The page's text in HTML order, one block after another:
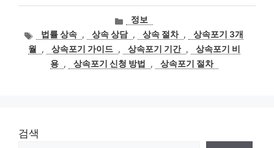
카
테
고
리
정보
태
그
법률 상속 , 상속 상담 , 상속 절차 ,
상속포기 3개
월
, 상속포기 가이드 , 상속포기 기간 ,
상속포기 비
용 , 상속포기 신청 방법 , 상속포기 절차
검색